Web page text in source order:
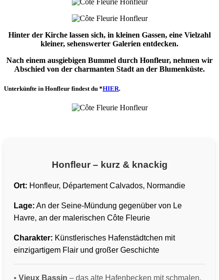
Hinter der Kirche lassen sich, in kleinen Gassen, eine Vielzahl
kleiner, sehenswerter Galerien entdecken.
Nach einem ausgiebigen Bummel durch Honfleur, nehmen wir
Abschied von der charmanten Stadt an der Blumenküste.
Unterkünfte in Honfleur findest du *HIER.
Honfleur – kurz & knackig
Ort: Honfleur, Département Calvados, Normandie
Lage: An der Seine-Mündung gegenüber von Le
Havre, an der malerischen Côte Fleurie
Charakter: Künstlerisches Hafenstädtchen mit
einzigartigem Flair und großer Geschichte
• Vieux Bassin – das alte Hafenbecken mit schmalen,